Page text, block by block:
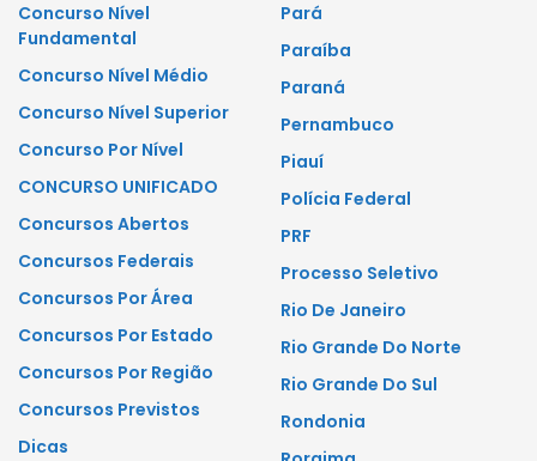
Concurso Nível
Fundamental
Concurso Nível Médio
Concurso Nível Superior
Concurso Por Nível
CONCURSO UNIFICADO
Concursos Abertos
Concursos Federais
Concursos Por Área
Concursos Por Estado
Concursos Por Região
Concursos Previstos
Dicas
Pará
Paraíba
Paraná
Pernambuco
Piauí
Polícia Federal
PRF
Processo Seletivo
Rio De Janeiro
Rio Grande Do Norte
Rio Grande Do Sul
Rondonia